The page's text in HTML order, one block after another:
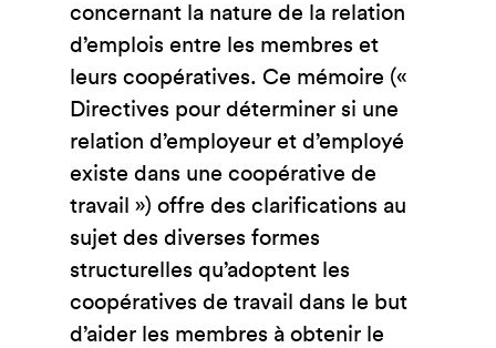
concernant la nature de la relation
d’emplois entre les membres et
leurs coopératives. Ce mémoire («
Directives pour déterminer si une
relation d’employeur et d’employé
existe dans une coopérative de
travail ») offre des clarifications au
sujet des diverses formes
structurelles qu’adoptent les
coopératives de travail dans le but
d’aider les membres à obtenir le